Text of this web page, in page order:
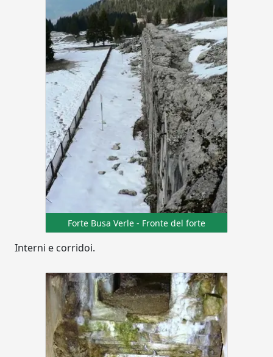
Forte Busa Verle - Fronte del forte
Interni e corridoi.